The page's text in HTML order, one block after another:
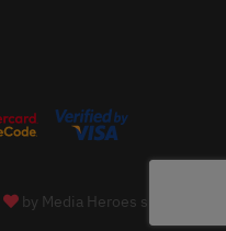
by Media Heroes s.r.o.